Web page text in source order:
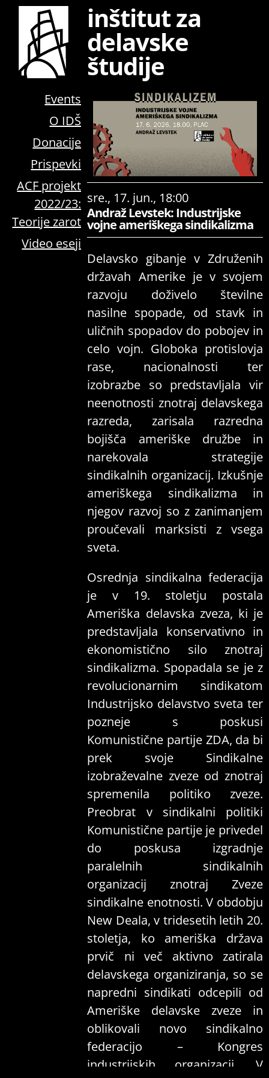
inštitut za
delavske
študije
Events
O IDŠ
Donacije
Prispevki
ACF projekt
2022/23:
Teorije zarot
Video eseji
sre., 17. jun., 18:00
Andraž Levstek: Industrijske
vojne ameriškega sindikalizma
Delavsko gibanje v Združenih
državah Amerike je v svojem
razvoju doživelo številne
nasilne spopade, od stavk in
uličnih spopadov do pobojev in
celo vojn. Globoka protislovja
rase, nacionalnosti ter
izobrazbe so predstavljala vir
neenotnosti znotraj delavskega
razreda, zarisala razredna
bojišča ameriške družbe in
narekovala strategije
sindikalnih organizacij. Izkušnje
ameriškega sindikalizma in
njegov razvoj so z zanimanjem
proučevali marksisti z vsega
sveta.
Osrednja sindikalna federacija
je v 19. stoletju postala
Ameriška delavska zveza, ki je
predstavljala konservativno in
ekonomistično silo znotraj
sindikalizma. Spopadala se je z
revolucionarnim sindikatom
Industrijsko delavstvo sveta ter
pozneje s poskusi
Komunistične partije ZDA, da bi
prek svoje Sindikalne
izobraževalne zveze od znotraj
spremenila politiko zveze.
Preobrat v sindikalni politiki
Komunistične partije je privedel
do poskusa izgradnje
paralelnih sindikalnih
organizacij znotraj Zveze
sindikalne enotnosti. V obdobju
New Deala, v tridesetih letih 20.
stoletja, ko ameriška država
prvič ni več aktivno zatirala
delavskega organiziranja, so se
napredni sindikati odcepili od
Ameriške delavske zveze in
oblikovali novo sindikalno
federacijo – Kongres
industrijskih organizacij. V